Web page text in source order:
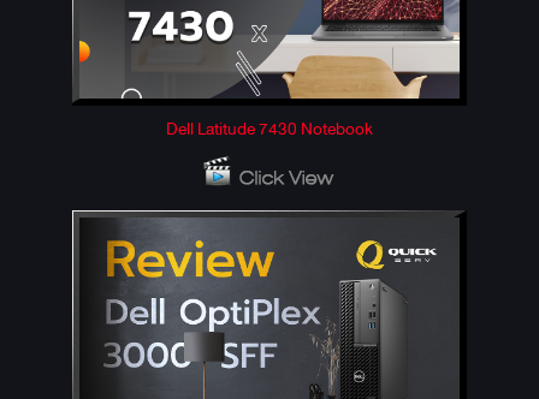
Dell Latitude 7430 Notebook